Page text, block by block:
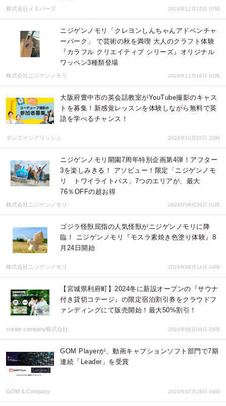
株式会社メタバーズ 2024年11月22日 07時
ニジゲンノモリ「クレヨンしんちゃんアドベンチャ
ーパーク」 で芸術の秋を満喫 大人のクラフト体験
『カラフル クリエイティブ シリーズ』オリジナル
ワッペン3種類登場
株式会社ニジゲンノモリ 2024年11月16日 01時
大阪府豊中市の英会話教室がYouTube撮影のキャス
トを募集！新感覚レッスンを体験しながら無料で英
語を学べるチャンス！
ダンズイングリッシュ 2024年10月22日 22時
ニジゲンノモリ開園7周年特別企画第4弾！アフター
3を楽しみきる！ アソビュー！限定「ニジゲンノモ
リ トワイライトパス」7つのエリアが、最大
76％OFFの超お得
株式会社ニジゲンノモリ 2024年09月20日 01時
ゴジラ怪獣屈指の人気怪獣がニジゲンノモリに降
臨！ ニジゲンノモリ『モスラ素焼き色塗り体験』8
月24日開始
株式会社ニジゲンノモリ 2024年08月14日 04時
【宮城県利府町】2024冬に新設オープンの『サウナ
付き貸切コテージ』の限定宿泊割引券をクラウドフ
ァンディングにて販売開始！最大50%割引！
create company株式会社 2024年08月09日 05時
GOM Playerが、動画キャプションソフト部門で7期
連続「Leader」を受賞
GOM & Company 2024年07月25日 04時